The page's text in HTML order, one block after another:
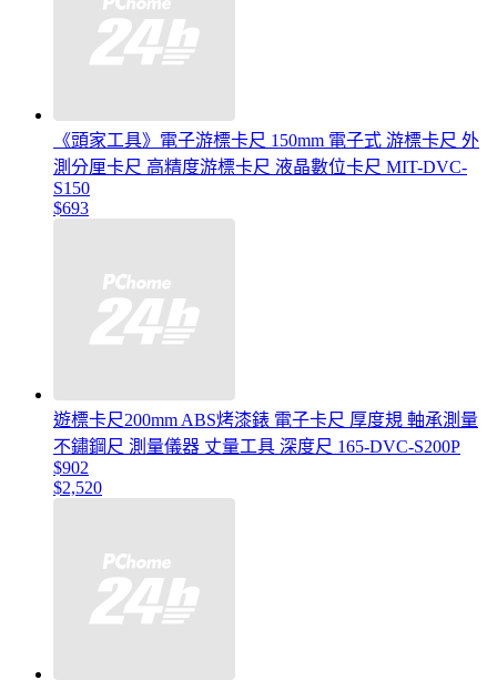
《頭家工具》電子游標卡尺 150mm 電子式 游標卡尺 外
測分厘卡尺 高精度游標卡尺 液晶數位卡尺 MIT-DVC-
S150
$693
遊標卡尺200mm ABS烤漆錶 電子卡尺 厚度規 軸承測量
不鏽鋼尺 測量儀器 丈量工具 深度尺 165-DVC-S200P
$902
$2,520